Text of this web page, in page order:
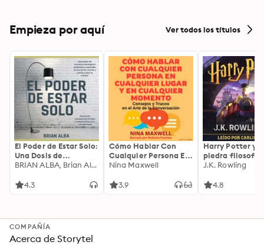
Empieza por aquí Ver todos los títulos
El Poder de Estar Solo:
Una Dosis de
Motivación
Ideas Revolucionarias
BRIAN ALBA, Brian Alba
4.3
Cómo Hablar Con
Cualquier Persona En
Cualquier Lugar Y En
Nina Maxwell
3.9
Harry Potter y
piedra filosofal
J.K. Rowling
4.8
COMPAÑÍA
Acerca de Storytel